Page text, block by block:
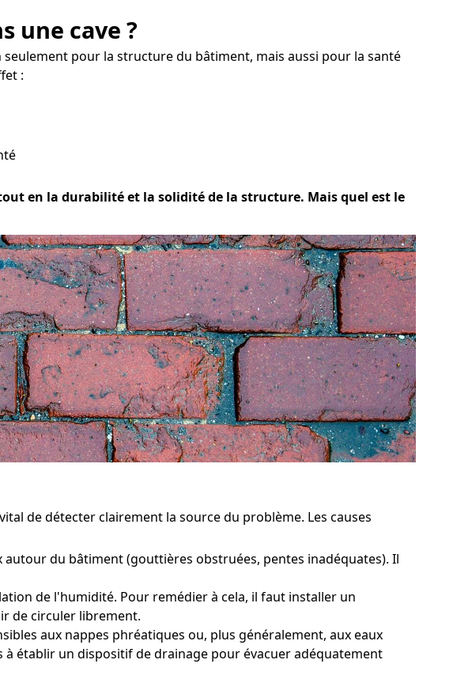
une cave ?
pour la structure du bâtiment, mais aussi pour la santé
:
en la durabilité et la solidité de la structure. Mais quel est le
de détecter clairement la source du problème. Les causes
du bâtiment (gouttières obstruées, pentes inadéquates). Il
de l'humidité. Pour remédier à cela, il faut installer un
de circuler librement.
aux nappes phréatiques ou, plus généralement, aux eaux
établir un dispositif de drainage pour évacuer adéquatement